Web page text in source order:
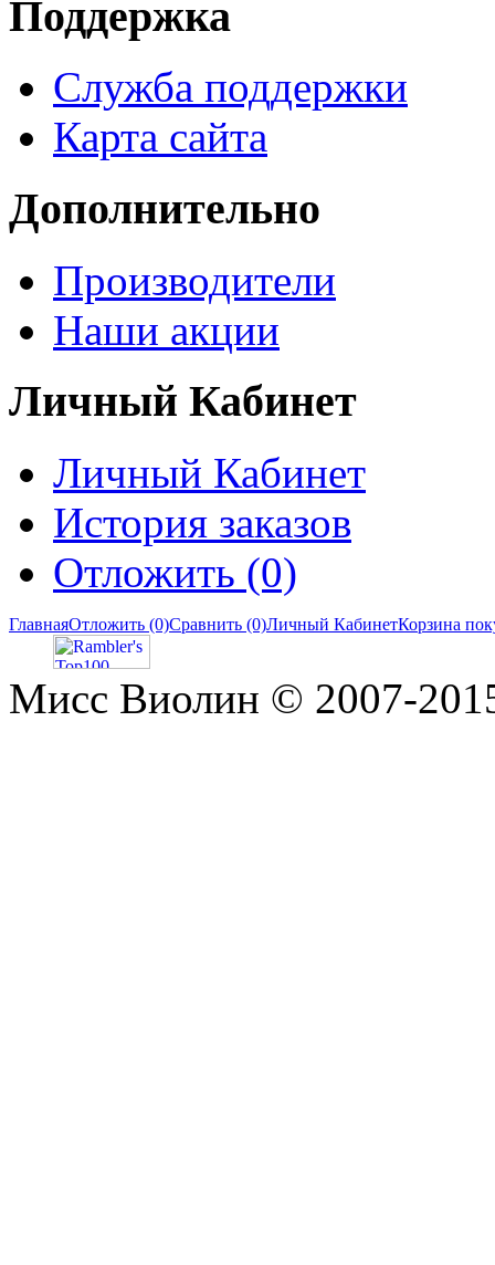
Поддержка
Служба поддержки
Карта сайта
Дополнительно
Производители
Наши акции
Личный Кабинет
Личный Кабинет
История заказов
Отложить (0)
ГлавнаяОтложить (0)Сравнить (0)Личный КабинетКорзина
Мисс Виолин © 2007-